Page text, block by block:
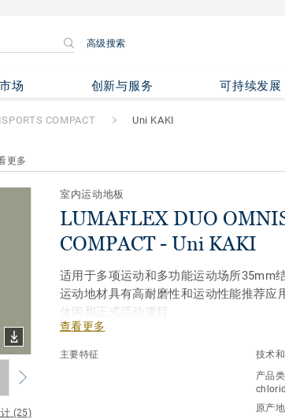
高级搜索
场 创新与服务 可持续发展
COMPACT -
COMPACT Uni KAKI
更多
(25)
室内运动地板
LUMAFLEX DUO
COMPACT - Uni KAKI
适用于多项运动和多功能运动场所35mm
运动地材具有高耐磨性和运动性能推荐应
休闲和正式活动项目
查看更多
主要特征
技术
产品
原产